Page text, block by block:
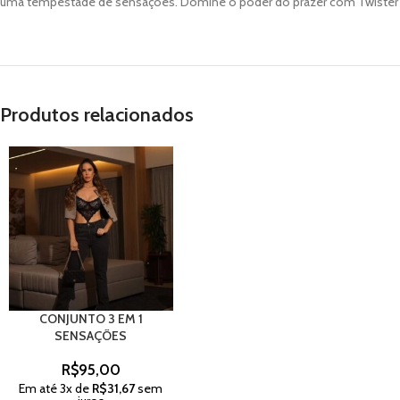
Produtos relacionados
CONJUNTO 3 EM 1
SENSAÇÕES
R$95,00
Em até3x de R$31,67sem